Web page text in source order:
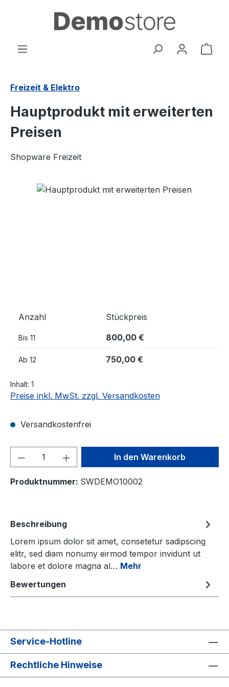
Zum Hauptinhalt springen
Freizeit & Elektro
Hauptprodukt mit erweiterten
Preisen
Shopware Freizeit
Bildergalerie überspringen
Anzahl Stückpreis
Bis 11 800,00 €
Ab 12 750,00 €
Inhalt: 1
Preise inkl. MwSt. zzgl. Versandkosten
Versandkostenfrei
Produkt Anzahl: Gib denIn den Warenkorb
Produktnummer: SWDEMO10002
Beschreibung
Lorem ipsum dolor sit amet, consetetur sadipscing
elitr, sed diam nonumy eirmod tempor invidunt ut
labore et dolore magna al… Mehr
Bewertungen
Service-Hotline
Rechtliche Hinweise